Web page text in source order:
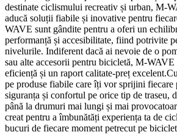
destinate ciclismului recreativ și urban, M-
aducă soluții fiabile și inovative pentru
WAVE sunt gândite pentru a oferi un
performanță și accesibilitate, fiind potrivite
nivelurile. Indiferent dacă ai nevoie de o
sau alte accesorii pentru bicicletă, M-WAVE
eficiență și un raport calitate-preț
pe produse fiabile care îți vor sprijini fiecare
siguranța și confortul pe orice tip de traseu,
până la drumuri mai lungi și mai
creat pentru a îmbunătăți experiența ta de
bucuri de fiecare moment petrecut pe